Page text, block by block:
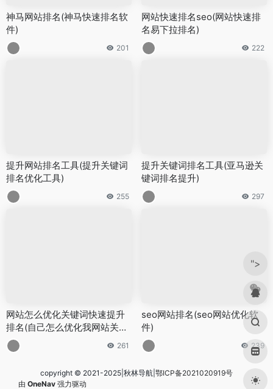
神马网站排名(神马快速排名软
件)
201
网站快速排名seo(网站快速排
名易下拉排名)
222
提升网站排名工具(提升关键词
排名优化工具)
255
提升关键词排名工具(亚马逊关
键词排名提升)
297
网站怎么优化关键词快速提升
排名(自己怎么优化我网站关键
词)
261
seo网站排名(seo网站优化软
件)
239
copyright © 2021-2025|秋林导航| 鄂ICP备2021020919号
由 OneNav 强力驱动
">